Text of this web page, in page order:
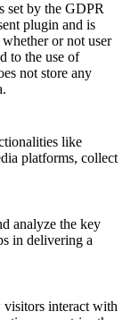
set by the GDPR
plugin and is
whether or not user
to the use of
not store any
like
platforms, collect
analyze the key
in delivering a
visitors interact with